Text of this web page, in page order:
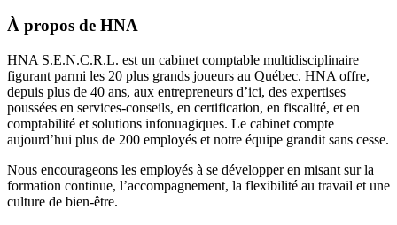
À propos de HNA
HNA S.E.N.C.R.L. est un cabinet comptable multidisciplinaire
figurant parmi les 20 plus grands joueurs au Québec. HNA offre,
depuis plus de 40 ans, aux entrepreneurs d’ici, des expertises
poussées en services-conseils, en certification, en fiscalité, et en
comptabilité et solutions infonuagiques. Le cabinet compte
aujourd’hui plus de 200 employés et notre équipe grandit sans cesse.
Nous encourageons les employés à se développer en misant sur la
formation continue, l’accompagnement, la flexibilité au travail et une
culture de bien-être.